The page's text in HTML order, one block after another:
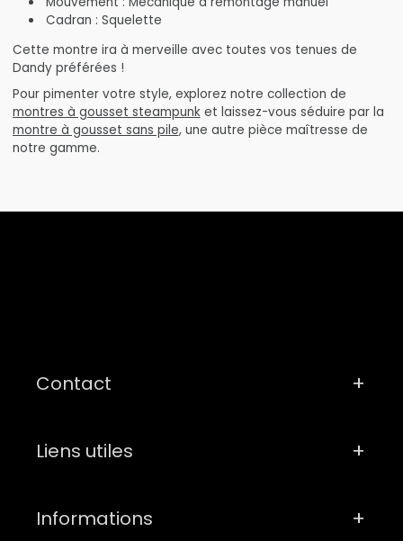
Cadran : Squelette
Cette montre ira à merveille avec toutes vos tenues de
Dandy préférées !
Pour pimenter votre style, explorez notre collection de
montres à gousset steampunket laissez-vous séduire par la
montre à gousset sans pile, une autre pièce maîtresse de
notre gamme.
Contact
Liens utiles
Informations